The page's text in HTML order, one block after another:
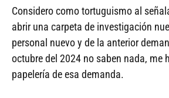
Considero como tortuguismo al
abrir una carpeta de investigación
personal nuevo y de la anterior
octubre del 2024 no saben nada, me
papelería de esa demanda.